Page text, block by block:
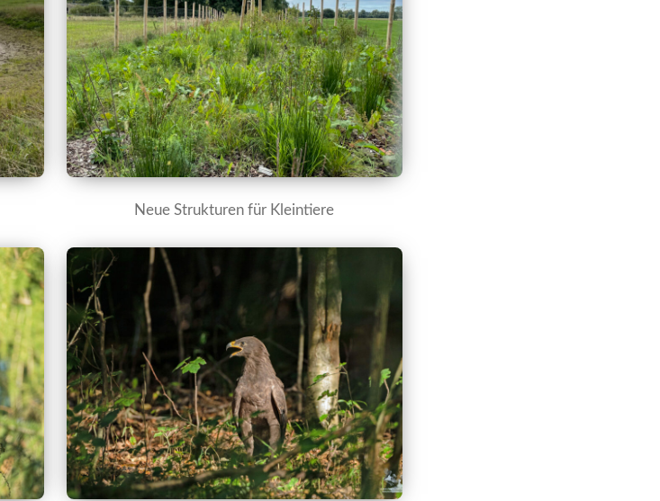
Neue Strukturen für Kleintiere